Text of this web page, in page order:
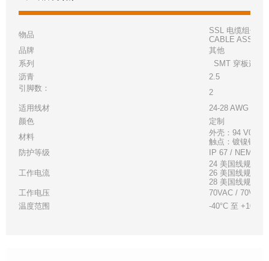
物品
SSL 电缆组件
CABLE ASSY
品牌
其他
系列
SMT 穿板连接
沥青
2.5
引脚数：
2
适用线材
24-28 AWG，UL
颜色
定制
材料
外壳：94 V0 级
触点：镀镍铜合
防护等级
IP 67 / NEMA 6P
工作电流
24 美国线规 - 3A
26 美国线规 -
28 美国线规 -
工作电压
70VAC / 70VDC
温度范围
-40°C 至 +105°C